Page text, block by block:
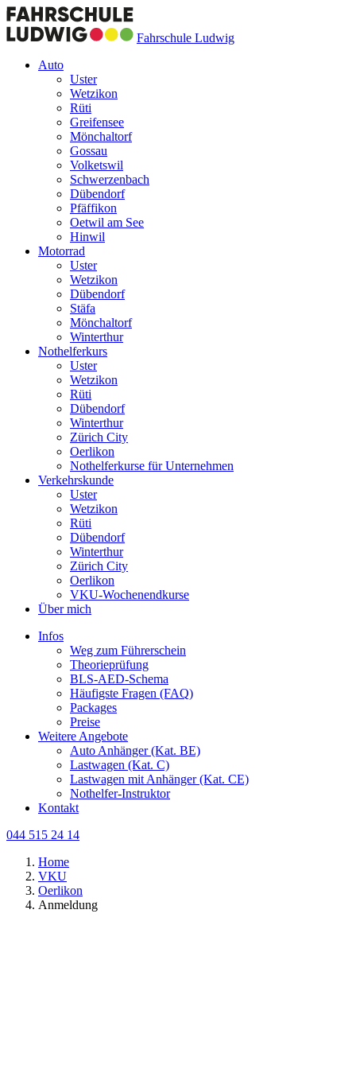
Fahrschule Ludwig
Auto
Uster
Wetzikon
Rüti
Greifensee
Mönchaltorf
Gossau
Volketswil
Schwerzenbach
Dübendorf
Pfäffikon
Oetwil am See
Hinwil
Motorrad
Uster
Wetzikon
Dübendorf
Stäfa
Mönchaltorf
Winterthur
Nothelferkurs
Uster
Wetzikon
Rüti
Dübendorf
Winterthur
Zürich City
Oerlikon
Nothelferkurse für Unternehmen
Verkehrskunde
Uster
Wetzikon
Rüti
Dübendorf
Winterthur
Zürich City
Oerlikon
VKU-Wochenendkurse
Über mich
Infos
Weg zum Führerschein
Theorieprüfung
BLS-AED-Schema
Häufigste Fragen (FAQ)
Packages
Preise
Weitere Angebote
Auto Anhänger (Kat. BE)
Lastwagen (Kat. C)
Lastwagen mit Anhänger (Kat. CE)
Nothelfer-Instruktor
Kontakt
044 515 24 14
Home
VKU
Oerlikon
Anmeldung